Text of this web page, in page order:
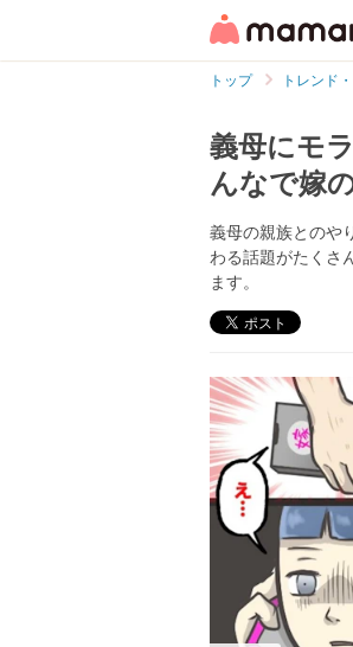
トップ トレンド
義母にモ
んなで嫁
義母の親族とのや
わる話題がたくさ
ます。